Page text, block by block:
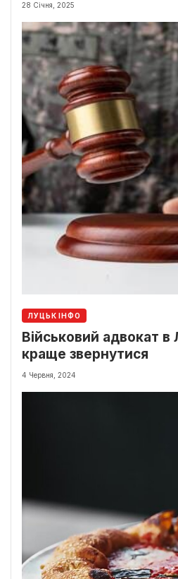
28 Січня, 2025
ЛУЦЬК ІНФО
Військовий адвокат
краще звернутися
4 Червня, 2024